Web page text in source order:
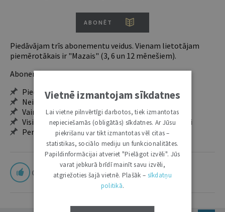
ABONĒT
Piedāvājam trīs abonementu veidus. Vienam lietotājam
piemērotākais ir "Mazais" (3, 6 un 12 mēnešiem).
Abonentu ieguvumi:
Pieeja jaunākajam izdevumam
Neierobežota pieeja arhīvam – 24 h/7 d.
Vairāk nekā 18 000 rakstu un 2000 autoru
Visi tematiskie numuri un ikgadējie grāmatžurnāli
Personalizētās iespējas – piezīmes, citāti, mapes
0
Vietnē izmantojam sīkdatnes
Lai vietne pilnvērtīgi darbotos, tiek izmantotas
nepieciešamās (obligātās) sīkdatnes. Ar Jūsu
piekrišanu var tikt izmantotas vēl citas –
statistikas, sociālo mediju un funkcionalitātes.
Papildinformācijai atveriet "Pielāgot izvēli". Jūs
varat jebkurā brīdī mainīt savu izvēli,
atgriežoties šajā vietnē. Plašāk – sīkdatņu
politikā.